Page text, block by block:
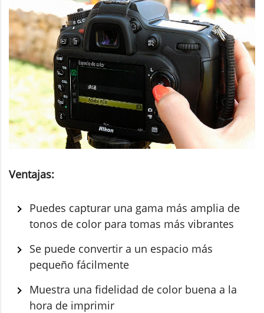
Ventajas:
Puedes capturar una gama más amplia de
tonos de color para tomas más vibrantes
Se puede convertir a un espacio más
pequeño fácilmente
Muestra una fidelidad de color buena a la
hora de imprimir